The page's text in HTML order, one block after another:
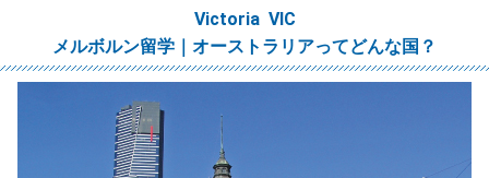
Victoria VIC
メルボルン留学｜オーストラリアってどんな国？